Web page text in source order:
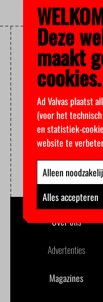
Over ons
Advertenties
Magazines
Deze
maakt
cookies.
Ad Valvas plaatst
(voor het
en statistiek-
website te
Alleen
Alles accepteren